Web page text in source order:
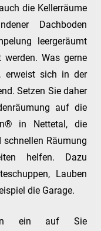
die Kellerräume
Dachboden
leergeräumt
Was gerne
erweist sich in der
Setzen Sie daher
auf die
in Nettetal, die
Räumung
helfen. Dazu
Lauben
die Garage.
ein auf Sie